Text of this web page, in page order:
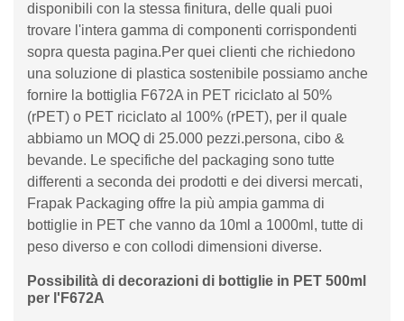
disponibili con la stessa finitura, delle quali puoi
trovare l'intera gamma di componenti corrispondenti
sopra questa pagina.Per quei clienti che richiedono
una soluzione di plastica sostenibile possiamo anche
fornire la bottiglia F672A in PET riciclato al 50%
(rPET) o PET riciclato al 100% (rPET), per il quale
abbiamo un MOQ di 25.000 pezzi.persona, cibo &
bevande. Le specifiche del packaging sono tutte
differenti a seconda dei prodotti e dei diversi mercati,
Frapak Packaging offre la più ampia gamma di
bottiglie in PET che vanno da 10ml a 1000ml, tutte di
peso diverso e con collodi dimensioni diverse.
Possibilità di decorazioni di bottiglie in PET 500ml
per l'F672A